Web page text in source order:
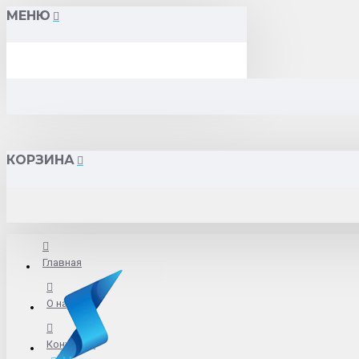
МЕНЮ
КОРЗИНА
Главная
О нас
Контакты